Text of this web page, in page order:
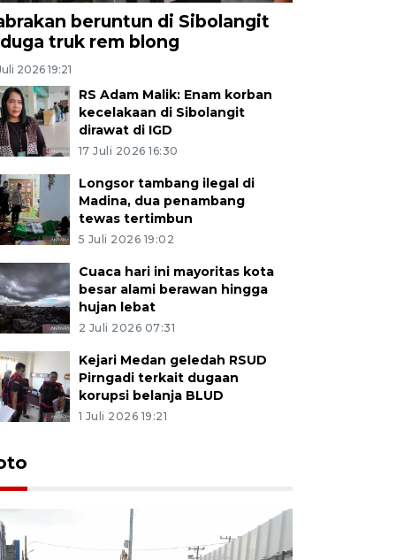
beruntun di Sibolangit
truk rem blong
2026 19:21
RS Adam Malik: Enam korban
kecelakaan di Sibolangit
dirawat di IGD
17 Juli 2026 16:30
Longsor tambang ilegal di
Madina, dua penambang
tewas tertimbun
5 Juli 2026 19:02
Cuaca hari ini mayoritas kota
besar alami berawan hingga
hujan lebat
2 Juli 2026 07:31
Kejari Medan geledah RSUD
Pirngadi terkait dugaan
korupsi belanja BLUD
1 Juli 2026 19:21